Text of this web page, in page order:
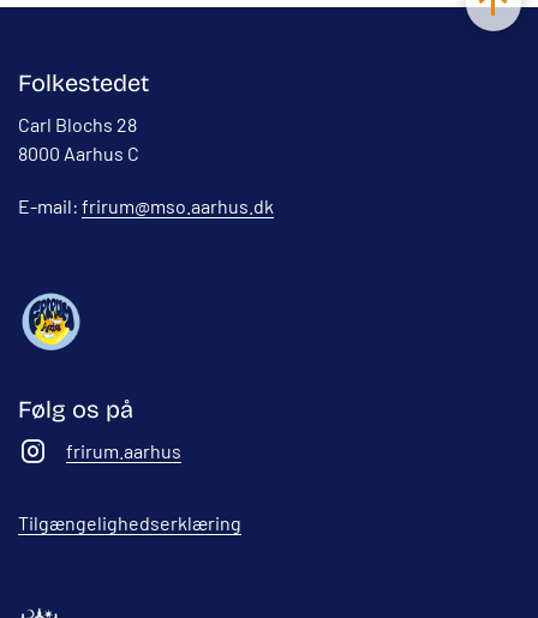
Folkestedet
Carl Blochs 28
8000 Aarhus C
E-mail: frirum@mso.aarhus.dk
Følg os på
frirum.aarhus
Tilgængelighedserklæring